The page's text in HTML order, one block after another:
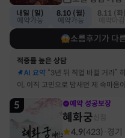
내일 (일)
예약가능
8.10 (월)
예약가능
8.11 (화)
소름후기가 다
적중률 높은 상담
AI 요약 “3년 뒤 직업 바뀔 거라”
이, 이직 고민으로 밤새던 제 속마음
기했어요
5 예약 성공보장
혜화궁
4.9(423) 경기